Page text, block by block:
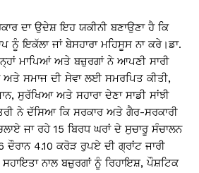
ਦਾ ਉਦੇਸ਼ ਇਹ ਯਕੀਨੀ ਬਣਾਉਣਾ ਹੈ ਕਿ
ਇਕੱਲਾ ਜਾਂ ਬੇਸਹਾਰਾ ਮਹਿਸੂਸ ਨਾ ਕਰੇ।ਡਾ.
ਮਾਪਿਆਂ ਅਤੇ ਬਜ਼ੁਰਗਾਂ ਨੇ ਆਪਣੀ ਸਾਰੀ
ਅਤੇ ਸਮਾਜ ਦੀ ਸੇਵਾ ਲਈ ਸਮਰਪਿਤ ਕੀਤੀ,
ਸੁਰੱਖਿਆ ਅਤੇ ਸਹਾਰਾ ਦੇਣਾ ਸਾਡੀ ਸਾਂਝੀ
ਨੇ ਦੱਸਿਆ ਕਿ ਸਰਕਾਰ ਅਤੇ ਗੈਰ-ਸਰਕਾਰੀ
ਜਾ ਰਹੇ 15 ਬਿਰਧ ਘਰਾਂ ਦੇ ਸੁਚਾਰੂ ਸੰਚਾਲਨ
4.10 ਕਰੋੜ ਰੁਪਏ ਦੀ ਗ੍ਰਾਂਟ ਜਾਰੀ
ਨਾਲ ਬਜ਼ੁਰਗਾਂ ਨੂੰ ਰਿਹਾਇਸ਼, ਪੌਸ਼ਟਿਕ